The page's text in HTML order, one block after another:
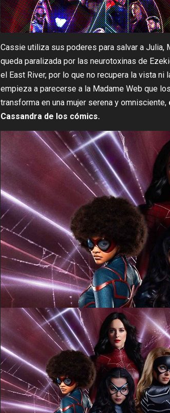
Cassie utiliza sus poderes para salvar a Julia,
queda paralizada por las neurotoxinas de
el East River, por lo que no recupera la vista ni
empieza a parecerse a la Madame Web que
transforma en una mujer serena y omnisciente,
Cassandra de los cómics.